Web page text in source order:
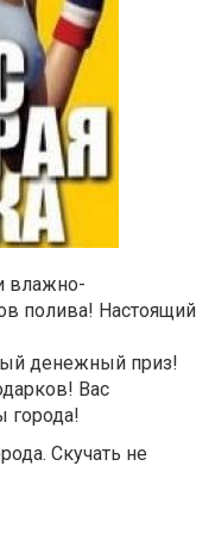
влажно-
полива! Настоящий
денежный приз!
Вас
города!
Скучать не